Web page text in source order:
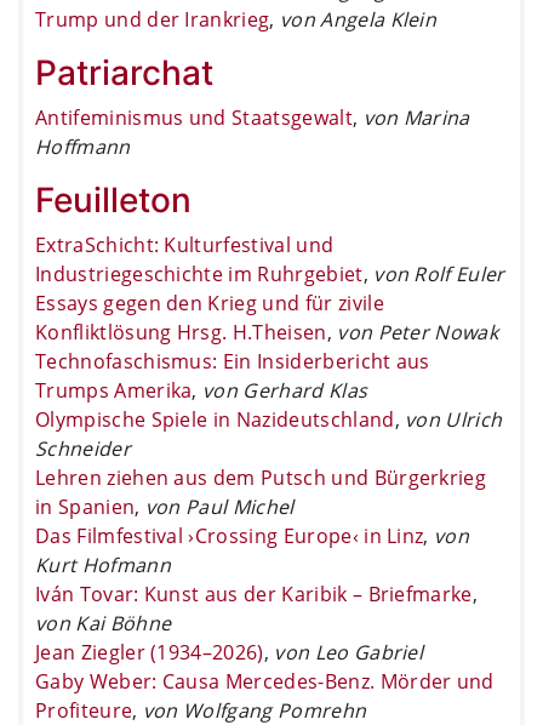
Trump und der Irankrieg, von Angela Klein
Patriarchat
Antifeminismus und Staatsgewalt, von Marina
Hoffmann
Feuilleton
ExtraSchicht: Kulturfestival und
Industriegeschichte im Ruhrgebiet, von Rolf Euler
Essays gegen den Krieg und für zivile
Konfliktlösung Hrsg. H.Theisen, von Peter Nowak
Technofaschismus: Ein Insiderbericht aus
Trumps Amerika, von Gerhard Klas
Olympische Spiele in Nazideutschland, von Ulrich
Schneider
Lehren ziehen aus dem Putsch und Bürgerkrieg
in Spanien, von Paul Michel
Das Filmfestival ›Crossing Europe‹ in Linz, von
Kurt Hofmann
Iván Tovar: Kunst aus der Karibik – Briefmarke,
von Kai Böhne
Jean Ziegler (1934–2026), von Leo Gabriel
Gaby Weber: Causa Mercedes-Benz. Mörder und
Profiteure, von Wolfgang Pomrehn